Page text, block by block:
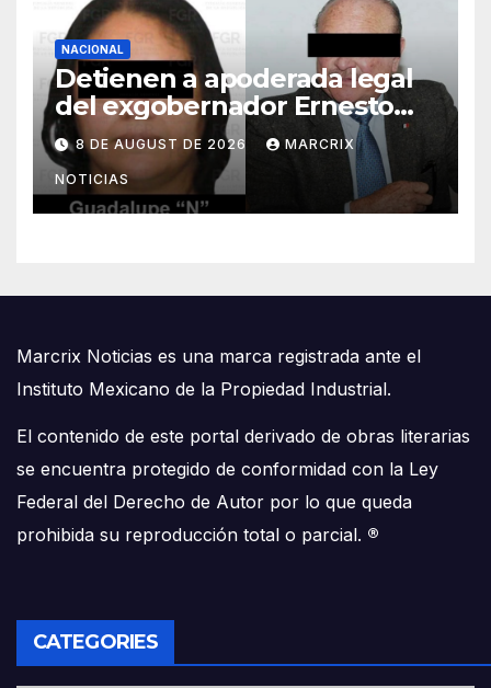
NACIONAL
Detienen a apoderada legal
del exgobernador Ernesto
Ruffo por presunto huachicol
8 DE AUGUST DE 2026 MARCRIX
NOTICIAS
Marcrix Noticias es una marca registrada ante el
Instituto Mexicano de la Propiedad Industrial.
El contenido de este portal derivado de obras literarias
se encuentra protegido de conformidad con la Ley
Federal del Derecho de Autor por lo que queda
prohibida su reproducción total o parcial. ®
CATEGORIES